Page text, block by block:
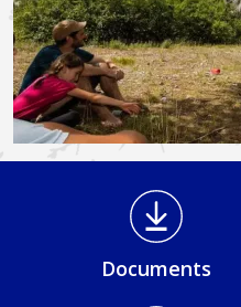
Médiathèque Footer
Documents